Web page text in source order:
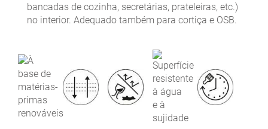
bancadas de cozinha, secretárias, prateleiras, etc.)
no interior. Adequado também para cortiça e OSB.